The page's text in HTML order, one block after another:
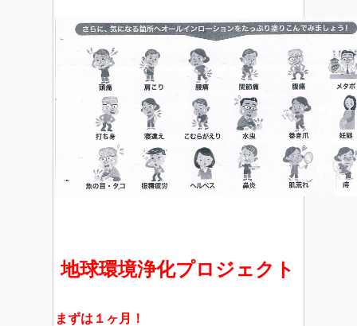
地球環境浄化プロジェクト
まずは１ヶ月！